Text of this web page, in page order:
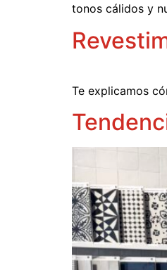
tonos cálidos y
Te explicamos